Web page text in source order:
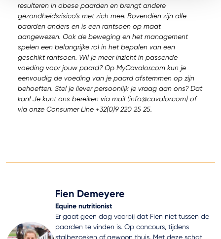
resulteren in obese paarden en brengt andere
gezondheidsrisico’s met zich mee. Bovendien zijn alle
paarden anders en is een rantsoen op maat
aangewezen. Ook de beweging en het management
spelen een belangrijke rol in het bepalen van een
geschikt rantsoen. Wil je meer inzicht in passende
voeding voor jouw paard? Op MyCavalor.com kun je
eenvoudig de voeding van je paard afstemmen op zijn
behoeften. Stel je liever persoonlijk je vraag aan ons? Dat
kan! Je kunt ons bereiken via mail (info@cavalor.com) of
via onze Consumer Line +32(0)9 220 25 25.
Fien Demeyere
Equine nutritionist
Er gaat geen dag voorbij dat Fien niet tussen de
paarden te vinden is. Op concours, tijdens
stalbezoeken of gewoon thuis. Met deze schat